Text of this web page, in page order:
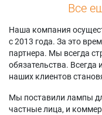
Все
Наша компания
с 2013 года. За это
партнера. Мы всегда
обязательства. Всегда
наших клиентов
Мы поставили лампы
частные лица, и